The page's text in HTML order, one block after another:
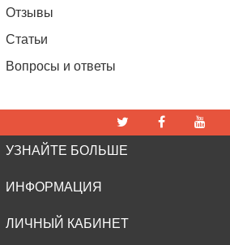
Отзывы
Статьи
Вопросы и ответы
УЗНАЙТЕ БОЛЬШЕ
ИНФОРМАЦИЯ
ЛИЧНЫЙ КАБИНЕТ